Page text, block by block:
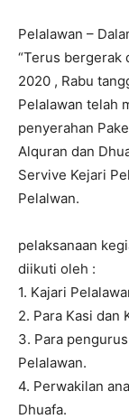
Pelalawan –
“Terus bergerak
2020 , Rabu
Pelalawan telah
penyerahan
Alquran dan
Servive Kejari
Pelalwan.
pelaksanaan
diikuti oleh :
1. Kajari
2. Para Kasi dan
3. Para
Pelalawan.
4. Perwakilan
Dhuafa.